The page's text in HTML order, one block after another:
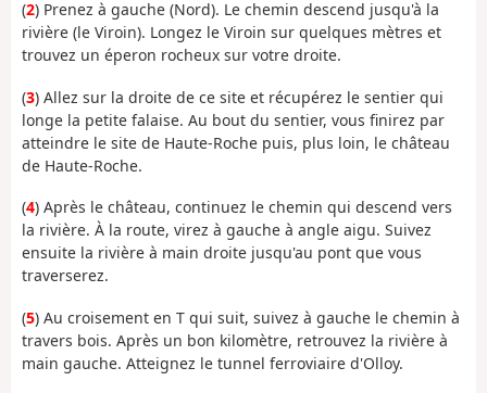
(2) Prenez à gauche (Nord). Le chemin descend jusqu'à la
rivière (le Viroin). Longez le Viroin sur quelques mètres et
trouvez un éperon rocheux sur votre droite.
(3) Allez sur la droite de ce site et récupérez le sentier qui
longe la petite falaise. Au bout du sentier, vous finirez par
atteindre le site de Haute-Roche puis, plus loin, le château
de Haute-Roche.
(4) Après le château, continuez le chemin qui descend vers
la rivière. À la route, virez à gauche à angle aigu. Suivez
ensuite la rivière à main droite jusqu'au pont que vous
traverserez.
(5) Au croisement en T qui suit, suivez à gauche le chemin à
travers bois. Après un bon kilomètre, retrouvez la rivière à
main gauche. Atteignez le tunnel ferroviaire d'Olloy.